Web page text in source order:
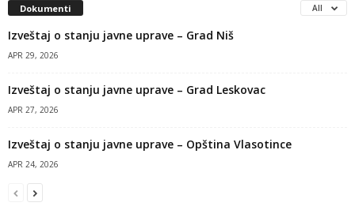
Dokumenti All
Izveštaj o stanju javne uprave – Grad Niš
APR 29, 2026
Izveštaj o stanju javne uprave – Grad Leskovac
APR 27, 2026
Izveštaj o stanju javne uprave – Opština Vlasotince
APR 24, 2026